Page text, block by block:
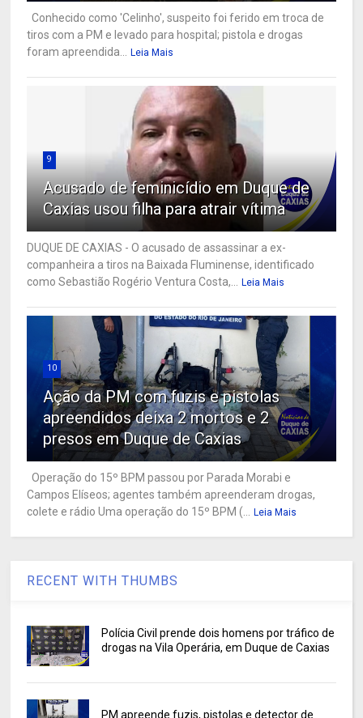
Conhecido como 'Celinho', suspeito foi ferido em troca de
tiros com a PM e levado para hospital; pistola e drogas
foram apreendida...
Leia Mais
9
Acusado de feminicídio em Duque de
Caxias usou filha para atrair vítima
DUQUE DE CAXIAS - O acusado de assassinar a ex-
companheira a tiros na Baixada Fluminense, identificado
como Sebastião Rogério Ventura Costa,...
Leia Mais
10
Ação da PM com fuzis e pistolas
apreendidos deixa 2 mortos e 2
presos em Duque de Caxias
Operação do 15º BPM passou por Parada Morabi e
Campos Elíseos; agentes também apreenderam drogas,
colete e rádio Uma operação do 15º BPM (...
Leia Mais
RECENT WITH THUMBS
Polícia Civil prende dois homens por tráfico de
drogas na Vila Operária, em Duque de Caxias
PM apreende fuzis, pistolas e detector de